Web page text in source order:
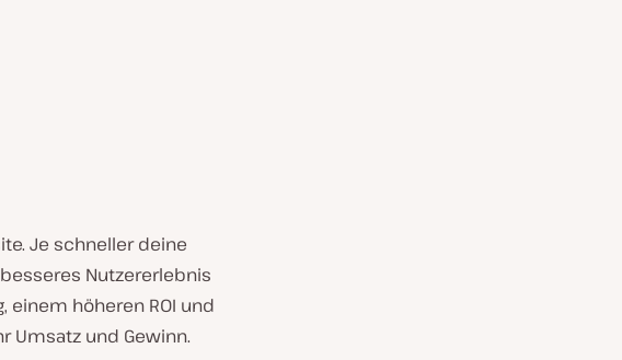
Je schneller deine
Nutzererlebnis
höheren ROI und
Umsatz und Gewinn.